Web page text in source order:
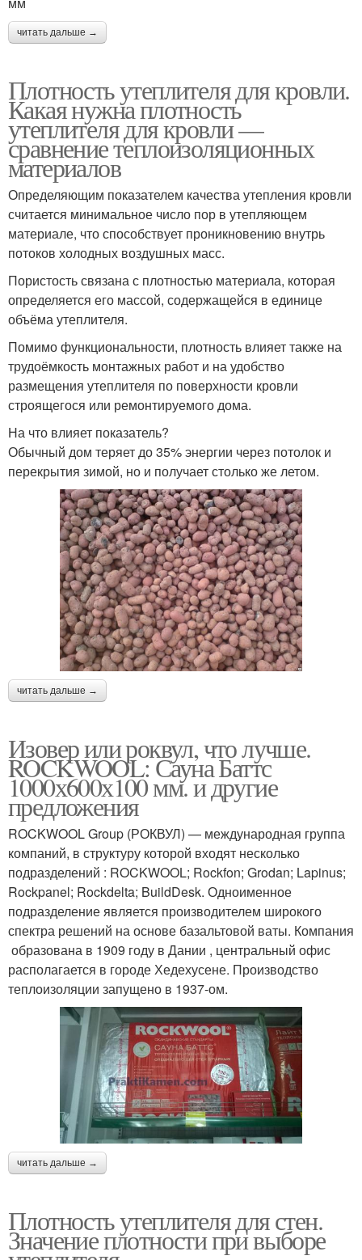
читать дальше →
Плотность утеплителя для кровли.
Какая нужна плотность
утеплителя для кровли —
сравнение теплоизоляционных
материалов
Определяющим показателем качества утепления кровли
считается минимальное число пор в утепляющем
материале, что способствует проникновению внутрь
потоков холодных воздушных масс.
Пористость связана с плотностью материала, которая
определяется его массой, содержащейся в единице
объёма утеплителя.
Помимо функциональности, плотность влияет также на
трудоёмкость монтажных работ и на удобство
размещения утеплителя по поверхности кровли
строящегося или ремонтируемого дома.
На что влияет показатель?
Обычный дом теряет до 35% энергии через потолок и
перекрытия зимой, но и получает столько же летом.
читать дальше →
Изовер или роквул, что лучше.
ROCKWOOL: Сауна Баттс
1000х600х100 мм. и другие
предложения
ROCKWOOL Group (РОКВУЛ) — международная группа
компаний, в структуру которой входят несколько
подразделений : ROCKWOOL; Rockfon; Grodan; Lapinus;
Rockpanel; Rockdelta; BuildDesk. Одноименное
подразделение является производителем широкого
спектра решений на основе базальтовой ваты. Компания
образована в 1909 году в Дании , центральный офис
располагается в городе Хедехусене. Производство
теплоизоляции запущено в 1937-ом.
читать дальше →
Плотность утеплителя для стен.
Значение плотности при выборе